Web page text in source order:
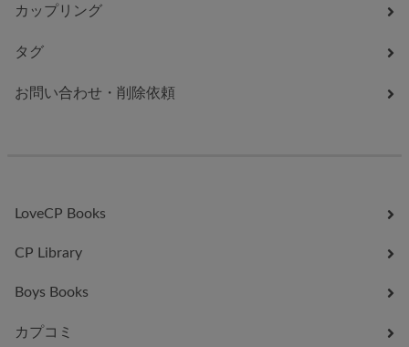
カップリング
タグ
お問い合わせ・削除依頼
LoveCP Books
CP Library
Boys Books
カプコミ